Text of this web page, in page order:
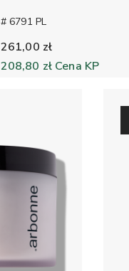
# 6791 PL
261,00 zł
208,80 złCena KP